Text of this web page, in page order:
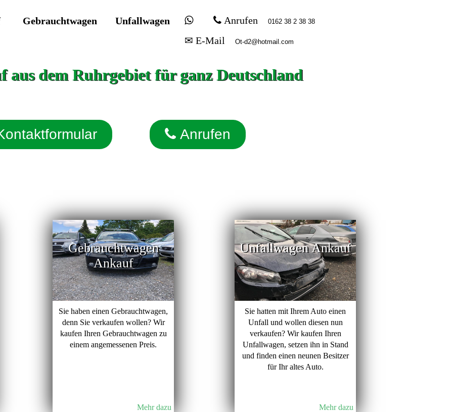
Gebrauchtwagen Unfallwagen
Anrufen
✉ E-Mail
aus dem Ruhrgebiet für ganz Deutschland
Anrufen
Gebrauchtwagen
Ankauf
Sie haben einen Gebrauchtwagen,
denn Sie verkaufen wollen? Wir
kaufen Ihren Gebrauchtwagen zu
einem angemessenen Preis.
Mehr dazu
Unfallwagen Ankauf
Sie hatten mit Ihrem Auto einen
Unfall und wollen diesen nun
verkaufen? Wir kaufen Ihren
Unfallwagen, setzen ihn in Stand
und finden einen neunen Besitzer
für Ihr altes Auto.
Mehr dazu